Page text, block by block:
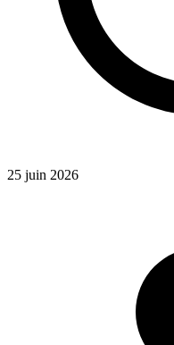
25 juin 2026